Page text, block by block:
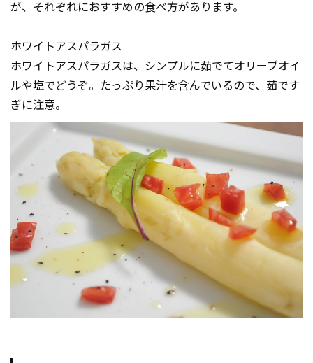
が、それぞれにおすすめの食べ方があります。
ホワイトアスパラガス
ホワイトアスパラガスは、シンプルに茹でてオリーブオイ
ルや塩でどうぞ。たっぷり果汁を含んでいるので、茹です
ぎに注意。